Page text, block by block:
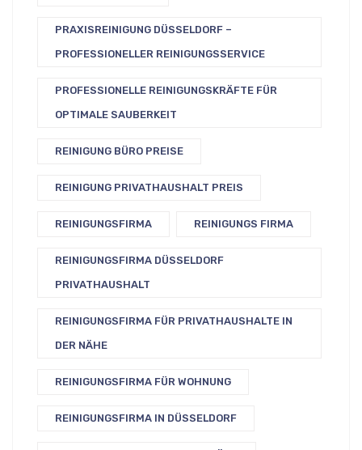
PRAXISREINIGUNG DÜSSELDORF –
PROFESSIONELLER REINIGUNGSSERVICE
PROFESSIONELLE REINIGUNGSKRÄFTE FÜR
OPTIMALE SAUBERKEIT
REINIGUNG BÜRO PREISE
REINIGUNG PRIVATHAUSHALT PREIS
REINIGUNGSFIRMA REINIGUNGS FIRMA
REINIGUNGSFIRMA DÜSSELDORF
PRIVATHAUSHALT
REINIGUNGSFIRMA FÜR PRIVATHAUSHALTE IN
DER NÄHE
REINIGUNGSFIRMA FÜR WOHNUNG
REINIGUNGSFIRMA IN DÜSSELDORF